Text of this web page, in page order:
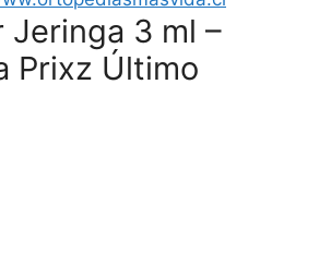
Jeringa 3 ml –
Prixz Último